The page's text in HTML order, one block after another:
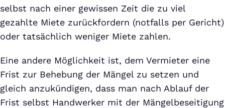
selbst nach einer gewissen Zeit die zu viel
gezahlte Miete zurückfordern (notfalls per Gericht)
oder tatsächlich weniger Miete zahlen.
Eine andere Möglichkeit ist, dem Vermieter eine
Frist zur Behebung der Mängel zu setzen und
gleich anzukündigen, dass man nach Ablauf der
Frist selbst Handwerker mit der Mängelbeseitigung